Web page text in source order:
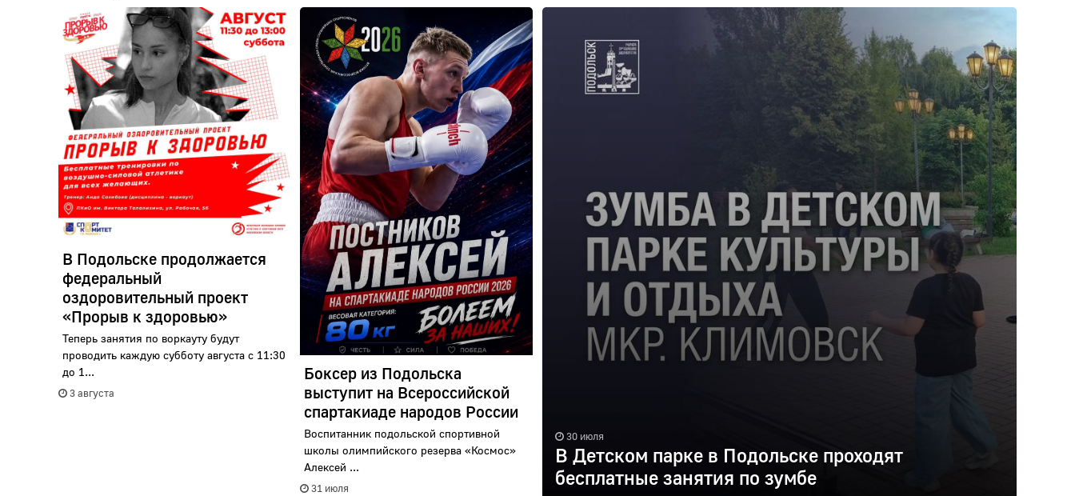
В Подольске продолжается
федеральный
оздоровительный проект
«Прорыв к здоровью»
Теперь занятия по воркауту будут
проводить каждую субботу августа с 11:30
до 1...
3 августа
Боксер из Подольска
выступит на Всероссийской
спартакиаде народов России
Воспитанник подольской спортивной
школы олимпийского резерва «Космос»
Алексей ...
31 июля
30 июля
В Детском парке в Подольске проходят
бесплатные занятия по зумбе